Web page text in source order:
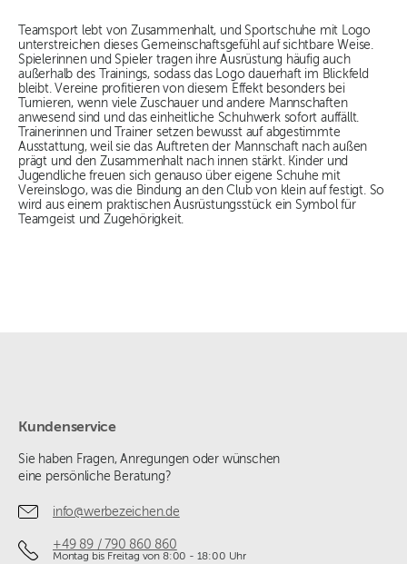
Teamsport lebt von Zusammenhalt, und Sportschuhe mit Logo
unterstreichen dieses Gemeinschaftsgefühl auf sichtbare Weise.
Spielerinnen und Spieler tragen ihre Ausrüstung häufig auch
außerhalb des Trainings, sodass das Logo dauerhaft im Blickfeld
bleibt. Vereine profitieren von diesem Effekt besonders bei
Turnieren, wenn viele Zuschauer und andere Mannschaften
anwesend sind und das einheitliche Schuhwerk sofort auffällt.
Trainerinnen und Trainer setzen bewusst auf abgestimmte
Ausstattung, weil sie das Auftreten der Mannschaft nach außen
prägt und den Zusammenhalt nach innen stärkt. Kinder und
Jugendliche freuen sich genauso über eigene Schuhe mit
Vereinslogo, was die Bindung an den Club von klein auf festigt. So
wird aus einem praktischen Ausrüstungsstück ein Symbol für
Teamgeist und Zugehörigkeit.
Kundenservice
Sie haben Fragen, Anregungen oder wünschen
eine persönliche Beratung?
info@werbezeichen.de
+49 89 / 790 860 860
Montag bis Freitag von 8:00 - 18:00 Uhr